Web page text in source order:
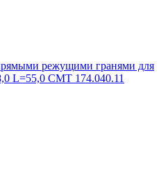
режущими гранями для
L=55,0 CMT 174.040.11